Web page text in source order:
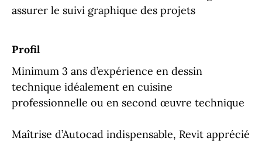
assurer le suivi graphique des projets
Profil
Minimum 3 ans d’expérience en dessin
technique idéalement en cuisine
professionnelle ou en second œuvre technique
Maîtrise d’Autocad indispensable, Revit apprécié